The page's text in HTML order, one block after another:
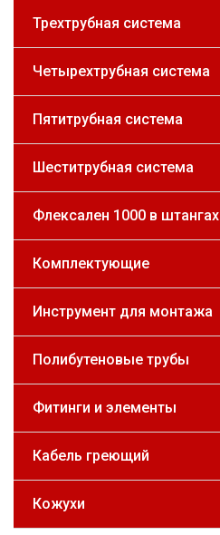
Трехтрубная система
Четырехтрубная система
Пятитрубная система
Шеститрубная система
Флексален 1000 в штангах
Комплектующие
Инструмент для монтажа
Полибутеновые трубы
Фитинги и элементы
Кабель греющий
Кожухи